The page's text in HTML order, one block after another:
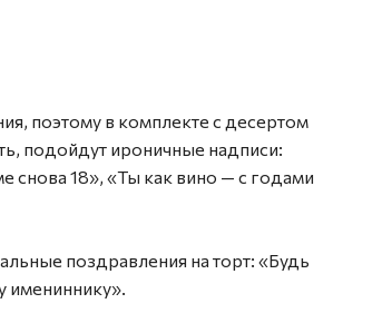
поэтому в комплекте с десертом
подойдут ироничные надписи:
снова 18», «Ты как вино — с годами
поздравления на торт: «Будь